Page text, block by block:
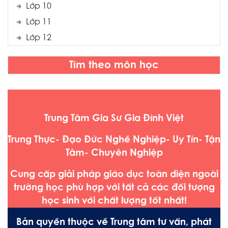
Lớp 10
Lớp 11
Lớp 12
Tìm theo môn học
Trung Tâm Gia Sư Gia Đình Việt
Trung Thực- Đạo Đức Nghề Nghiệp- Uy Tín- Tận
Tâm- Chuyên Nghiệp
Cung cấp giải pháp giáo dục toàn diện ngoài
trường học phù hợp với tất cả các đối tượng
học sinh với chất lượng tốt nhất!
Bản quyền thuộc về Trung tâm tư vấn, phát